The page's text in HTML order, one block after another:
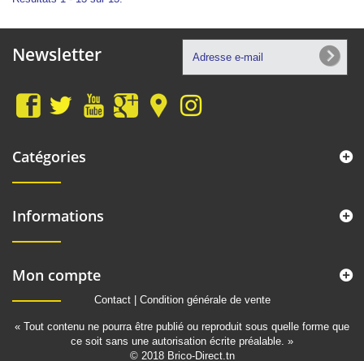
Newsletter
Catégories
Informations
Contact| Condition générale de vente
« Tout contenu ne pourra être publié ou reproduit sous quelle forme que
ce soit sans une autorisation écrite préalable. »
© 2018 Brico-Direct.tn
Mon compte